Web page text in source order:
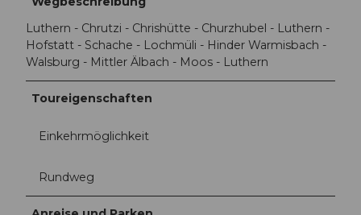
Luthern - Chrutzi - Chrishütte - Churzhubel - Luthern -
Hofstatt - Schache - Lochmüli - Hinder Warmisbach -
Walsburg - Mittler Älbach - Moos - Luthern
Toureigenschaften
Einkehrmöglichkeit
Rundweg